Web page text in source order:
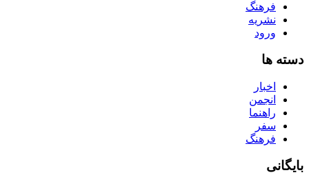
فرهنگ
نشریه
ورود
دسته ها
اخبار
انجمن
راهنما
سفر
فرهنگ
بایگانی